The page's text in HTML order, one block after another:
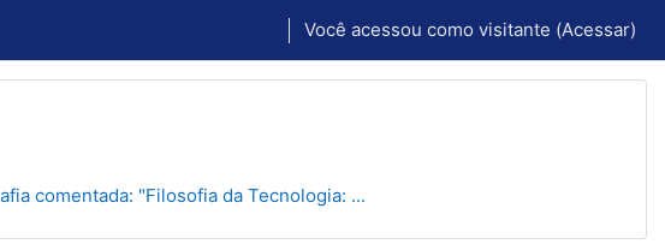
Você acessou como visitante (Acessar)
comentada: "Filosofia da Tecnologia: ...